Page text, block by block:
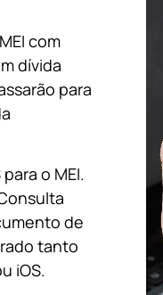
com
dívida
para
o MEI.
de
tanto
iOS.